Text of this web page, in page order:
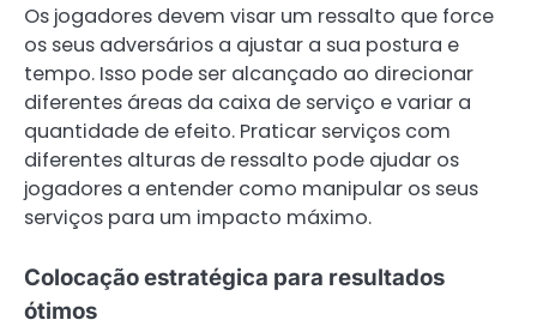
Os jogadores devem visar um ressalto que force
os seus adversários a ajustar a sua postura e
tempo. Isso pode ser alcançado ao direcionar
diferentes áreas da caixa de serviço e variar a
quantidade de efeito. Praticar serviços com
diferentes alturas de ressalto pode ajudar os
jogadores a entender como manipular os seus
serviços para um impacto máximo.
Colocação estratégica para resultados
ótimos